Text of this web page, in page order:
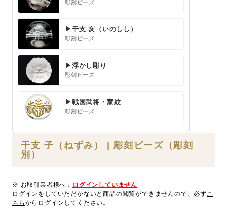
彫刻ビーズ
▶干支 亥（いのしし）
彫刻ビーズ
▶浮かし彫り
彫刻ビーズ
▶戦国武将・家紋
彫刻ビーズ
干支 子（ねずみ） | 彫刻ビーズ（彫刻
別）
※ お取引業者様へ： ログインしていません
ログインをしていただかないと商品の閲覧ができませんので、必ずこ
ちら からログインしてください。